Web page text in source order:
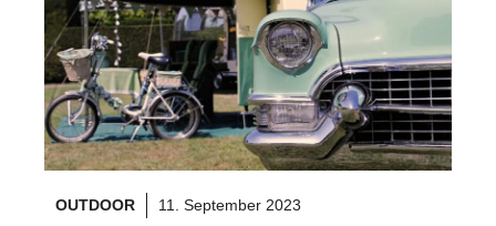
OUTDOOR 11. September 2023